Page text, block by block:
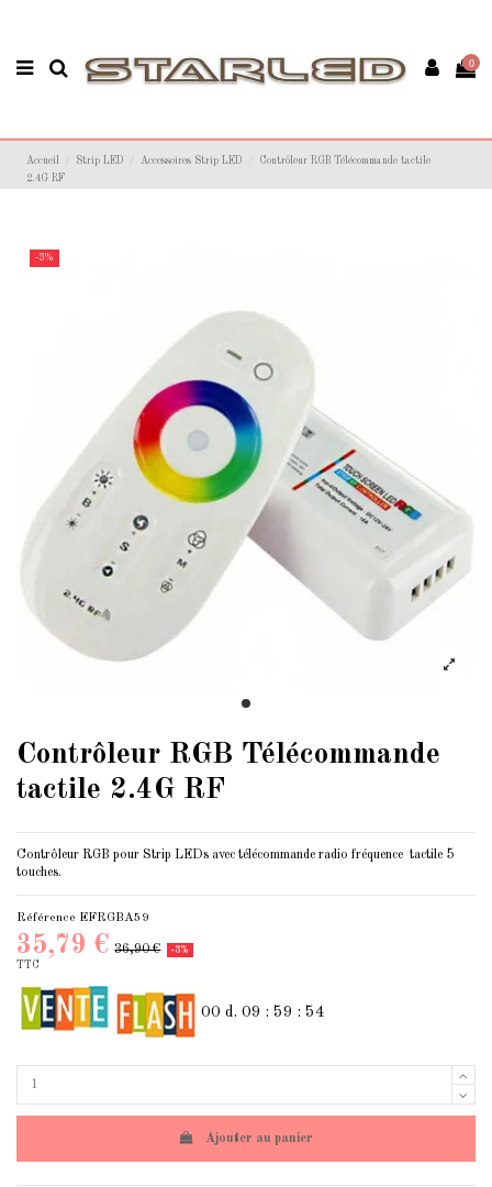
0
Accueil Strip LED Accessoires Strip LED
Contrôleur RGB Télécommande tactile
2.4G RF
-3%
Contrôleur RGB Télécommande
tactile 2.4G RF
Contrôleur RGB pour Strip LEDs avec télécommande radio fréquence tactile 5
touches.
Référence EFRGBA59
35,79 € 36,90 €
-3%
TTC
00 d. 09 : 59 : 53
Ajouter au panier